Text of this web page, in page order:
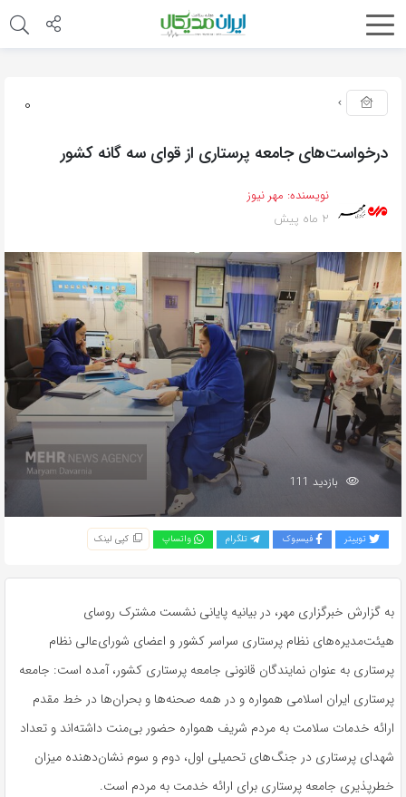
0
درخواست‌های جامعه پرستاری از قوای سه گانه کشور
نویسنده: مهر نیوز
2 ماه پیش
بازدید 111
توییتر فیسبوک تلگرام واتساپ کپی لینک
به گزارش خبرگزاری مهر، در بیانیه پایانی نشست مشترک روسای
هیئت‌مدیره‌های‌ نظام پرستاری سراسر کشور و اعضای شورای‌عالی نظام
پرستاری به‌ عنوان نمایندگان قانونی جامعه پرستاری کشور، آمده است: جامعه
پرستاری ایران اسلامی همواره و در همه صحنه‌ها و بحران‌ها در خط مقدم
ارائه خدمات سلامت به مردم شریف همواره حضور بی‌منت داشته‌اند و تعداد
شهدای پرستاری در جنگ‌های تحمیلی اول، دوم و سوم نشان‌دهنده میزان
خطرپذیری جامعه پرستاری برای ارائه خدمت به مردم است.